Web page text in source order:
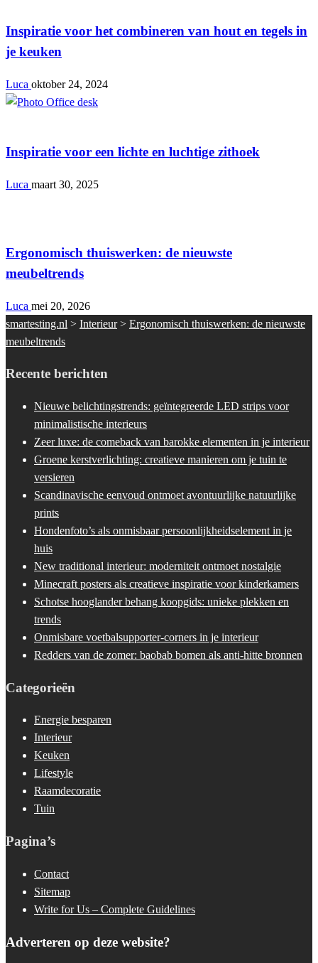
Inspiratie voor het combineren van hout en tegels in
je keuken
Luca oktober 24, 2024
Inspiratie voor een lichte en luchtige zithoek
Luca maart 30, 2025
Ergonomisch thuiswerken: de nieuwste
meubeltrends
Luca mei 20, 2026
smartesting.nl > Interieur> Ergonomisch thuiswerken: de nieuwste
meubeltrends
Recente berichten
Nieuwe belichtingstrends: geïntegreerde LED strips voor
minimalistische interieurs
Zeer luxe: de comeback van barokke elementen in je interieur
Groene kerstverlichting: creatieve manieren om je tuin te
versieren
Scandinavische eenvoud ontmoet avontuurlijke natuurlijke
prints
Hondenfoto’s als onmisbaar persoonlijkheidselement in je
huis
New traditional interieur: moderniteit ontmoet nostalgie
Minecraft posters als creatieve inspiratie voor kinderkamers
Schotse hooglander behang koopgids: unieke plekken en
trends
Onmisbare voetbalsupporter-corners in je interieur
Redders van de zomer: baobab bomen als anti-hitte bronnen
Categorieën
Energie besparen
Interieur
Keuken
Lifestyle
Raamdecoratie
Tuin
Pagina’s
Contact
Sitemap
Write for Us – Complete Guidelines
Adverteren op deze website?